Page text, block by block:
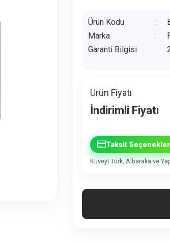
Ürün Kodu :
Marka
:
Garanti Bilgisi
:
Ürün Fiyatı
İndirimli Fiyatı
Taksit
Kuveyt Türk, Albaraka ve